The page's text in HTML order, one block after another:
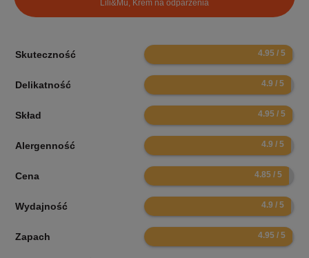
Lili&Mu, Krem na odparzenia
Skuteczność 9.9
Delikatność 9.8
Skład 9.9
Alergenność 9.8
Cena 9.7
Wydajność 9.8
Zapach 9.9